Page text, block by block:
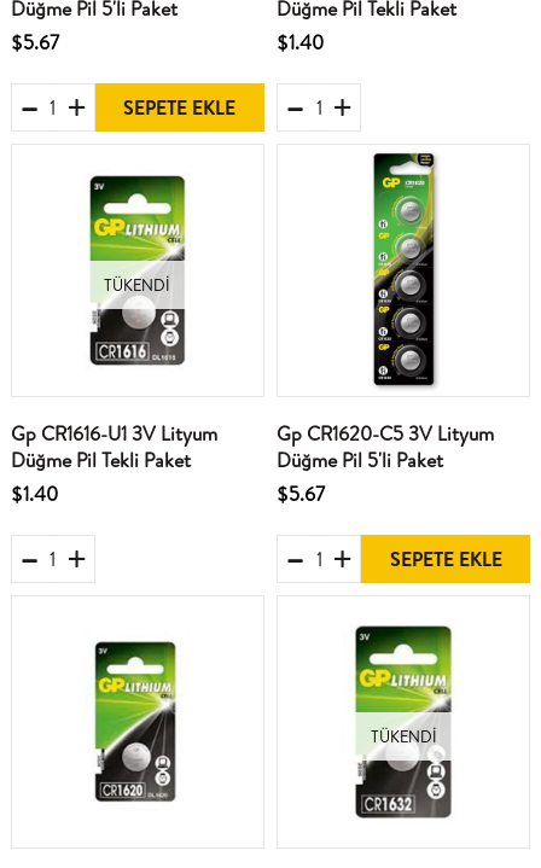
Düğme Pil 5'li Paket
$5.67
SEPETE EKLE
Düğme Pil Tekli Paket
$1.40
TÜKENDI
Gp CR1616-U1 3V Lityum
Düğme Pil Tekli Paket
$1.40
Gp CR1620-C5 3V Lityum
Düğme Pil 5'li Paket
$5.67
SEPETE EKLE
TÜKENDI